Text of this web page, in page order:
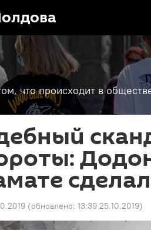
что происходит в
(обновлено: 13:39 25.10.2019)